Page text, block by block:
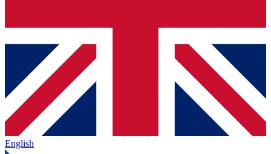
English